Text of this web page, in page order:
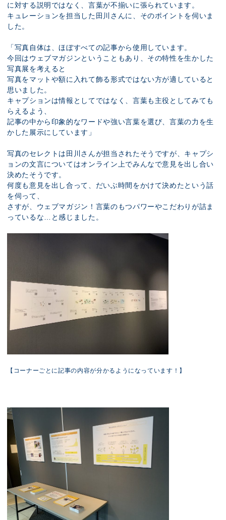
に対する説明ではなく、言葉が不揃いに張られています。
キュレーションを担当した田川さんに、そのポイントを伺いま
した。
「写真自体は、ほぼすべての記事から使用しています。
今回はウェブマガジンということもあり、その特性を生かした
写真展を考えると
写真をマットや額に入れて飾る形式ではない方が適していると
思いました。
キャプションは情報としてではなく、言葉も主役としてみても
らえるよう、
記事の中から印象的なワードや強い言葉を選び、言葉の力を生
かした展示にしています」
写真のセレクトは田川さんが担当されたそうですが、キャプシ
ョンの文言についてはオンライン上でみんなで意見を出し合い
決めたそうです。
何度も意見を出し合って、だいぶ時間をかけて決めたという話
を伺って、
さすが、ウェブマガジン！言葉のもつパワーやこだわりが詰ま
っているな…と感じました。
【コーナーごとに記事の内容が分かるようになっています！】